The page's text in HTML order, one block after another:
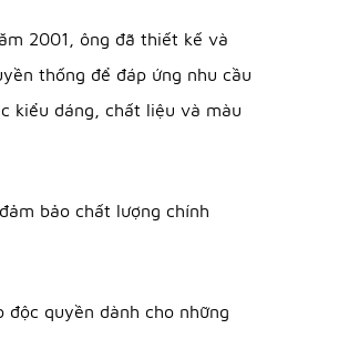
2001, ông đã thiết kế và
thống để đáp ứng nhu cầu
kiểu dáng, chất liệu và màu
bảo chất lượng chính
độc quyền dành cho những